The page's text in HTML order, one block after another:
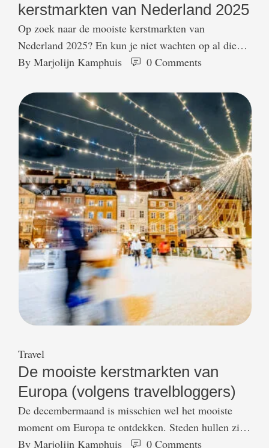
kerstmarkten van Nederland 2025
Op zoek naar de mooiste kerstmarkten van
Nederland 2025? En kun je niet wachten op al die
gezelligheid die de decembermaand te bieden heeft
lichtjes, mooie decoraties, ijsbanen en glühwein?
Dan moet je vooral één van deze Nederlandse
kerstmarkten bezoeken deze maand, we zetten de 10
mooiste kerstmarkten van Nederland in …
By Marjolijn Kamphuis 0 Comments
Travel
De mooiste kerstmarkten van
Europa (volgens travelbloggers)
De decembermaand is misschien wel het mooiste
moment om Europa te ontdekken. Steden hullen zich
in lichtjes en versieren de pleinen met glühwein,
By Marjolijn Kamphuis 0 Comments